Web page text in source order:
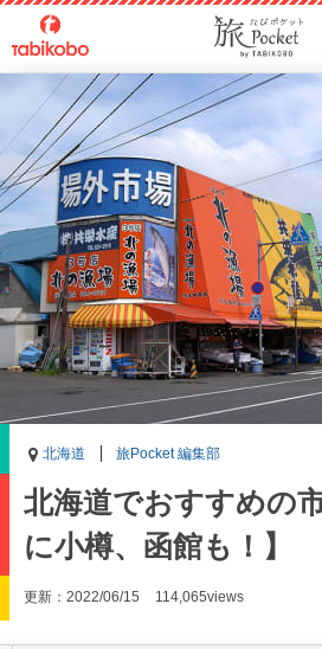
北海道 旅Pocket 編集部
北海道でおすすめの
に小樽、函館も！】
更新：2022/06/15 114,065views